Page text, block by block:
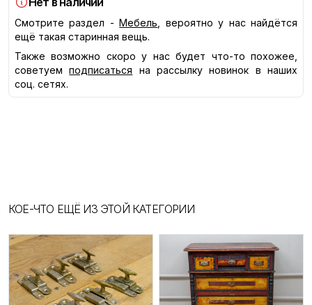
Смотрите раздел - Мебель , вероятно у нас найдётся
ещё такая старинная вещь.
Также возможно скоро у нас будет что-то похожее,
советуем
подписаться
на рассылку новинок в наших
соц. сетях.
КОЕ-ЧТО ЕЩЁ ИЗ ЭТОЙ КАТЕГОРИИ